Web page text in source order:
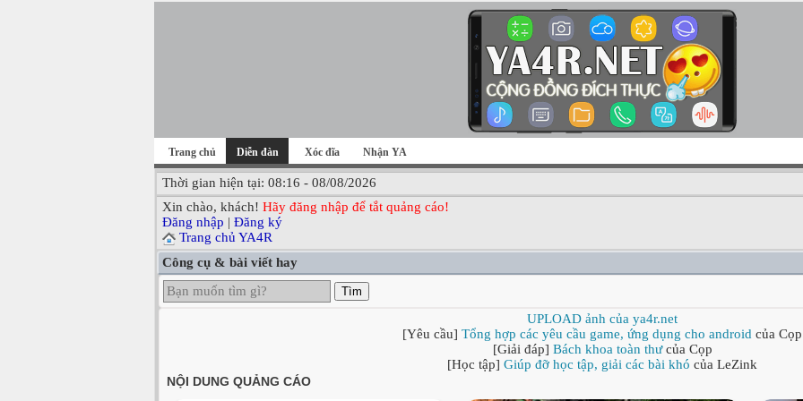
Trang chủ Diễn đàn Xóc đĩa Nhận YA
Thời gian hiện tại: 08:16 - 08/08/2026
Xin chào, khách! Hãy đăng nhập để tắt quảng cáo!
Đăng nhập | Đăng ký
Trang chủ YA4R
Công cụ & bài viết hay
Tìm
UPLOAD ảnh của ya4r.net
[Yêu cầu] Tổng hợp các yêu cầu game, ứng dụng cho android của Cọp
[Giải đáp] Bách khoa toàn thưcủa Cọp
[Học tập] Giúp đỡ học tập, giải các bài khó của LeZink